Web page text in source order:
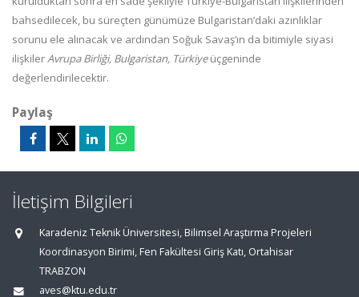
bahsedilecek, bu süreçten günümüze Bulgaristan’daki azınlıklar
sorunu ele alınacak ve ardından Soğuk Savaş’ın da bitimiyle siyasi
ilişkilerAvrupa Birliği, Bulgaristan, Türkiyeüçgeninde
değerlendirilecektir.
Paylaş
İletişim Bilgileri
Karadeniz Teknik Üniversitesi, Bilimsel Araştırma Projeleri
Koordinasyon Birimi, Fen Fakültesi Giriş Katı, Ortahisar
TRABZON
aves@ktu.edu.tr